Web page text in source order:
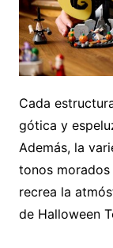
Cada
gótica y
Además, la
tonos
recrea la
de Halloween